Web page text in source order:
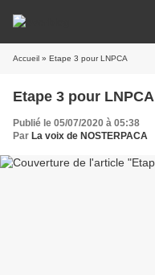
Accueil » Etape 3 pour LNPCA
Etape 3 pour LNPCA
Publié le 05/07/2020 à 05:38
Par La voix de NOSTERPACA